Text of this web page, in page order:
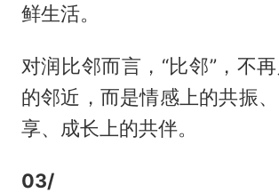
鲜生活。
对润比邻而言，“比邻”，不
的邻近，而是情感上的共振
享、成长上的共伴。
03/